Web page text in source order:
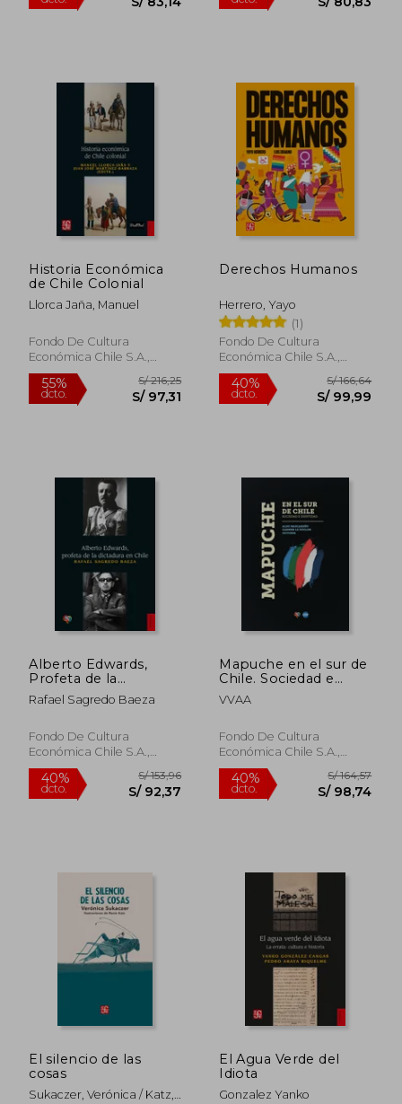
40%
dcto.
40%
dcto.
Historia Económica
de Chile Colonial
Llorca Jaña, Manuel
Fondo De Cultura
Económica Chile S.A.,
2023, 1 Edición, Tapa
Blanda, Nuevo
dcto. S/ 97,31
Derechos Humanos
Herrero, Yayo
(1)
Fondo De Cultura
Económica Chile S.A.,
2023, 1 Edición, Tapa Dura,
Nuevo
40%
dcto.
Alberto Edwards,
Profeta de la
Dictadura en Chile
Rafael Sagredo Baeza
Fondo De Cultura
Económica Chile S.A.,
2024, 1 Edición, Tapa
Blanda, Nuevo
Mapuche en el sur de
Chile. Sociedad e
identidad
VVAA
Fondo De Cultura
Económica Chile S.A.,
2024, Tapa Blanda, Nuevo
El silencio de las
cosas
Sukaczer, Verónica / Katz,
El Agua Verde del
Idiota
Gonzalez Yanko